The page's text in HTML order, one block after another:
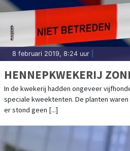
8 februari 2019, 8:24 uur
HENNEPKWEKERIJ
In de kwekerij hadden ongeveer
speciale kweektenten. De planten
er stond geen [...]